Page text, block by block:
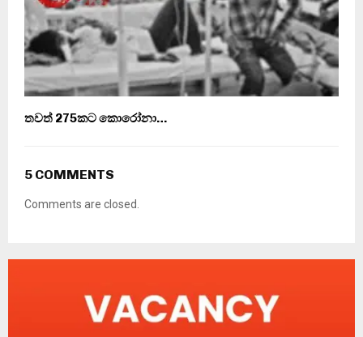
තවත් 275කට කොරෝනා…
5 COMMENTS
Comments are closed.